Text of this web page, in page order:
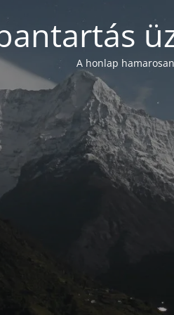
A honlap